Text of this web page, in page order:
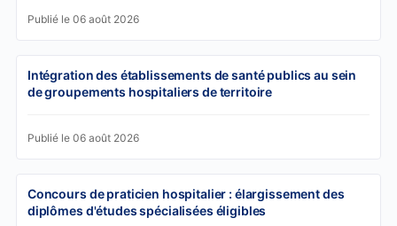
Publié le 06 août 2026
Intégration des établissements de santé publics au sein
de groupements hospitaliers de territoire
Publié le 06 août 2026
Concours de praticien hospitalier : élargissement des
diplômes d'études spécialisées éligibles